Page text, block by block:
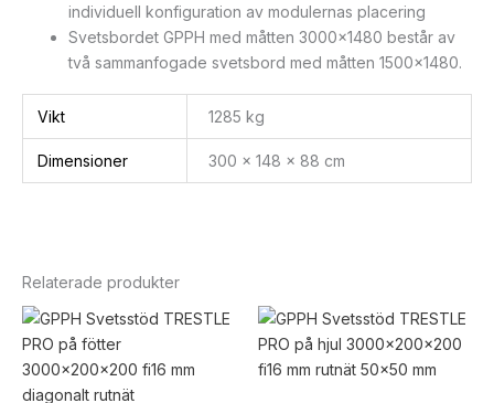
individuell konfiguration av modulernas placering
Svetsbordet GPPH med måtten 3000×1480 består av
två sammanfogade svetsbord med måtten 1500×1480.
Vikt 1285 kg
Dimensioner 300 × 148 × 88 cm
Relaterade produkter